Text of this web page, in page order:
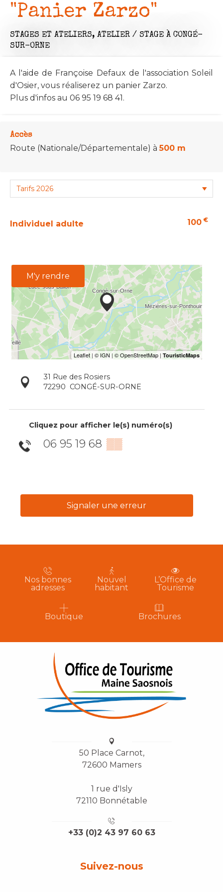
"Panier Zarzo"
STAGES ET ATELIERS, ATELIER / STAGE À CONGÉ-
SUR-ORNE
A l'aide de Françoise Defaux de l'association Soleil
d'Osier, vous réaliserez un panier Zarzo.
Plus d'infos au 06 95 19 68 41.
Accès
Route (Nationale/Départementale) à500 m
Individuel adulte 100 €
M'y rendre
31 Rue des Rosiers
72290 CONGÉ-SUR-ORNE
Cliquez pour afficher le(s) numéro(s)
06 95 19 68 ▒▒
Signaler une erreur
Nos bonnes
adresses
Nouvel
habitant
L’Office de
Tourisme
Boutique Brochures
50 Place Carnot,
72600 Mamers
1 rue d'Isly
72110 Bonnétable
+33 (0)2 43 97 60 63
Suivez-nous